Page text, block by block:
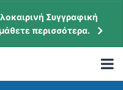
Συγγραφική
περισσότερα.